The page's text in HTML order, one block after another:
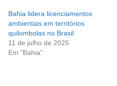
Bahia lidera licenciamentos
ambientais em territórios
quilombolas no Brasil
11 de julho de 2025
Em "Bahia"